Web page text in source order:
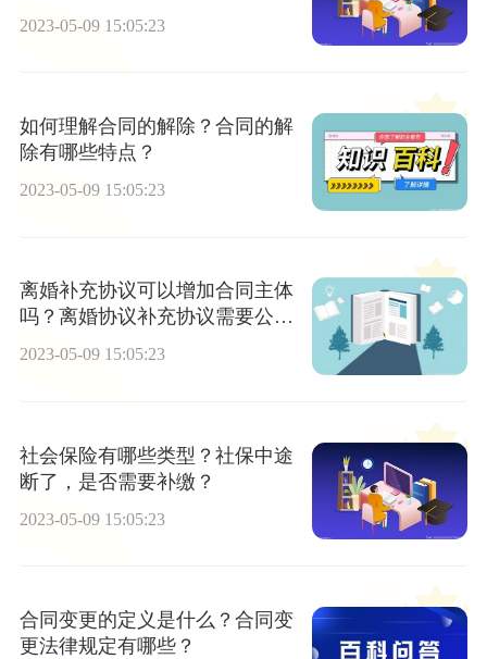
2023-05-09 15:05:23
如何理解合同的解除？合同的解
除有哪些特点？
2023-05-09 15:05:23
离婚补充协议可以增加合同主体
吗？离婚协议补充协议需要公证
吗？离婚协议的注意事项有哪
2023-05-09 15:05:23
社会保险有哪些类型？社保中途
断了，是否需要补缴？
2023-05-09 15:05:23
合同变更的定义是什么？合同变
更法律规定有哪些？